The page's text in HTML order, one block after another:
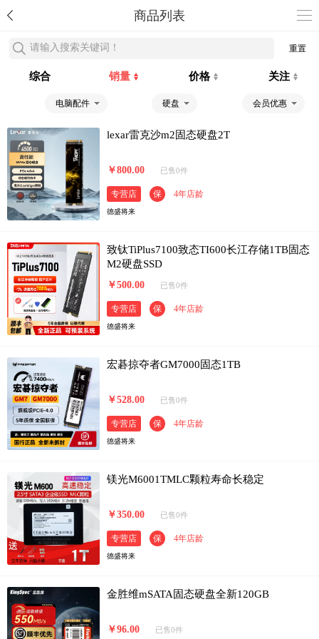
商品列表
请输入搜索关键词！ 重置
综合 销量 价格 关注
电脑配件 硬盘 会员优惠
lexar雷克沙m2固态硬盘2T
￥800.00 已售0件
专营店 保 4年店龄
德盛将来
致钛TiPlus7100致态TI600长江存储1TB固态
M2硬盘SSD
￥500.00 已售0件
专营店 保 4年店龄
德盛将来
宏碁掠夺者GM7000固态1TB
￥528.00 已售0件
专营店 保 4年店龄
德盛将来
镁光M6001TMLC颗粒寿命长稳定
￥350.00 已售0件
专营店 保 4年店龄
德盛将来
金胜维mSATA固态硬盘全新120GB
￥96.00 已售0件